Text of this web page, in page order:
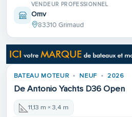
VENDEUR PROFESSIONNEL
Omv
83310 Grimaud
BATEAU MOTEUR NEUF 2026
De Antonio Yachts D36 Open
11,13 m × 3,4 m